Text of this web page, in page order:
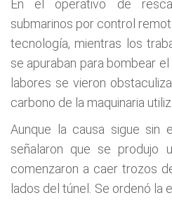
En el operativo de
submarinos por control
tecnología, mientras los
se apuraban para bombear
labores se vieron
carbono de la maquinaria
Aunque la causa sigue sin
señalaron que se produjo
comenzaron a caer trozos
lados del túnel. Se ordenó la